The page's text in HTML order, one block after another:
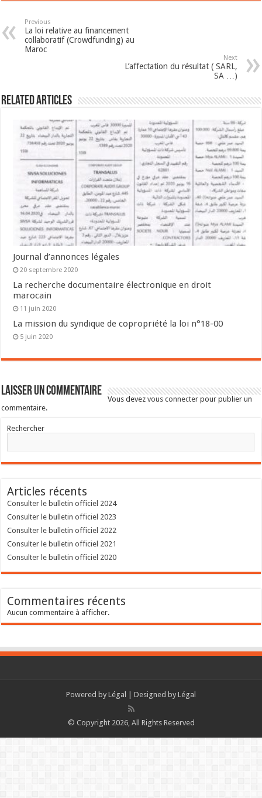
Previous
La loi relative au financement
collaboratif (Crowdfunding) au
Maroc
Next
L’affectation du résultat ( SARL,
SA …)
Related Articles
Journal d’annonces légales
20 septembre 2020
La recherche documentaire électronique en droit
marocain
11 juin 2020
La mission du syndique de copropriété la loi n°18-00
5 juin 2020
Laisser un commentaire
Vous devezvous connecter pour publier un
commentaire.
Rechercher
Articles récents
Consulter le bulletin officiel 2024
Consulter le bulletin officiel 2023
Consulter le bulletin officiel 2022
Consulter le bulletin officiel 2021
Consulter le bulletin officiel 2020
Commentaires récents
Aucun commentaire à afficher.
Powered by Légal | Designed by Légal
© Copyright 2026, All Rights Reserved